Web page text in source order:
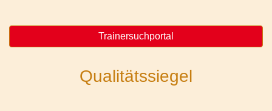
Trainersuchportal
Qualitätssiegel